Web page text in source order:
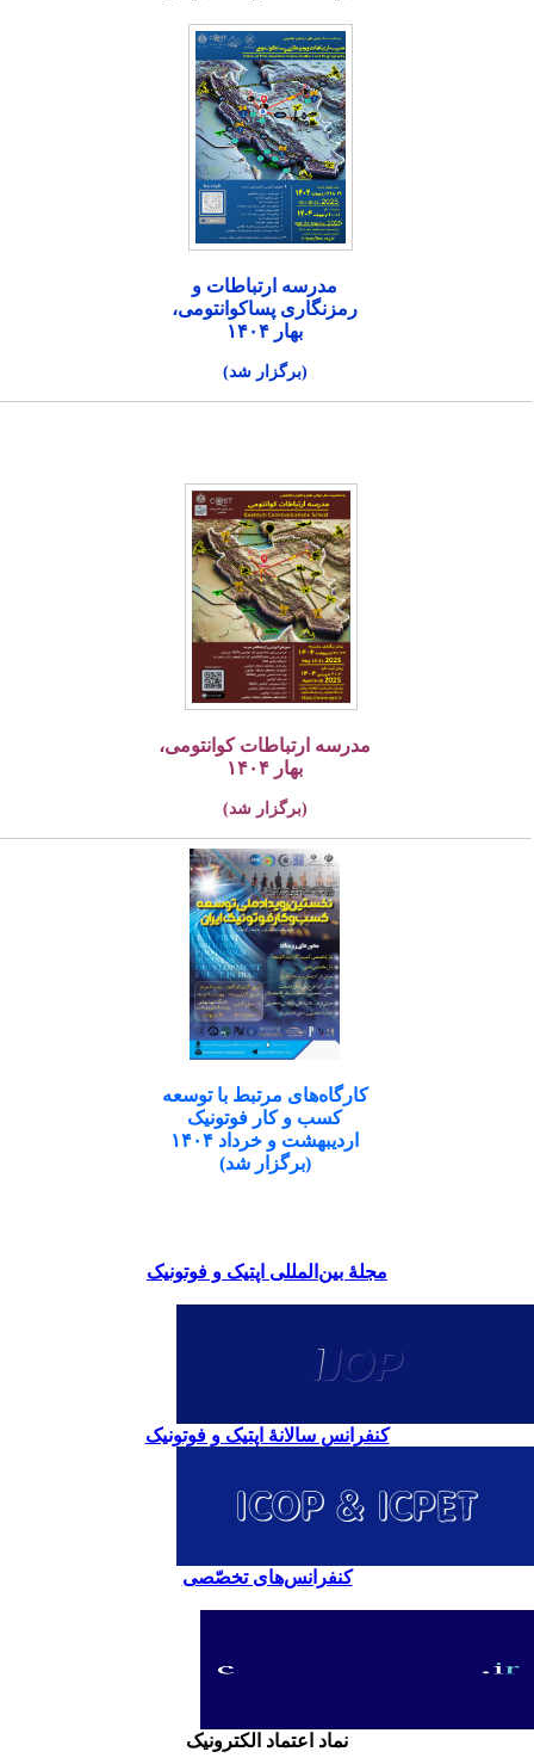
مدرسه ارتباطات و
رمزنگاری پساکوانتومی،
بهار ۱۴۰۴
(برگزار شد)
مدرسه ارتباطات کوانتومی،
بهار ۱۴۰۴
(برگزار شد)
کارگاه‌های مرتبط با توسعه
کسب و کار فوتونیک
اردیبهشت و خرداد ۱۴۰۴
(برگزار شد)
مجلۀ بین‌المللی اپتیک و فوتونیک
کنفرانس سالانۀ اپتیک و فوتونیک
کنفرانس‌های تخصّصی
نماد اعتماد الکترونیک